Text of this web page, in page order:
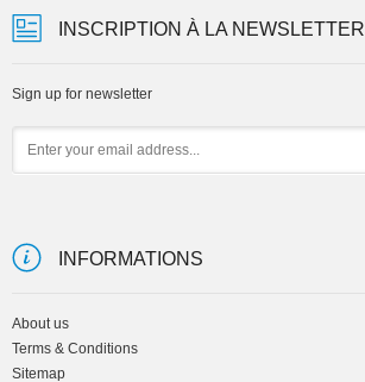
INSCRIPTION À LA NEWSLETTER
Sign up for newsletter
INFORMATIONS
About us
Terms & Conditions
Sitemap